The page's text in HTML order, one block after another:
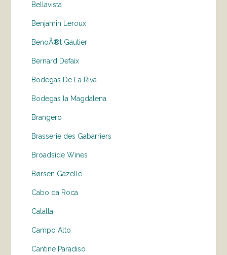
Bellavista
Benjamin Leroux
BenoÃ®t Gautier
Bernard Defaix
Bodegas De La Riva
Bodegas la Magdalena
Brangero
Brasserie des Gabarriers
Broadside Wines
Børsen Gazelle
Cabo da Roca
Calalta
Campo Alto
Cantine Paradiso